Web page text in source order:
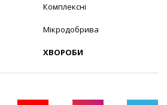
Комплексні
Мікродобрива
ХВОРОБИ